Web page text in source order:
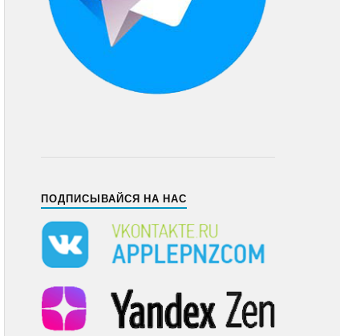
ПОДПИСЫВАЙСЯ НА НАС